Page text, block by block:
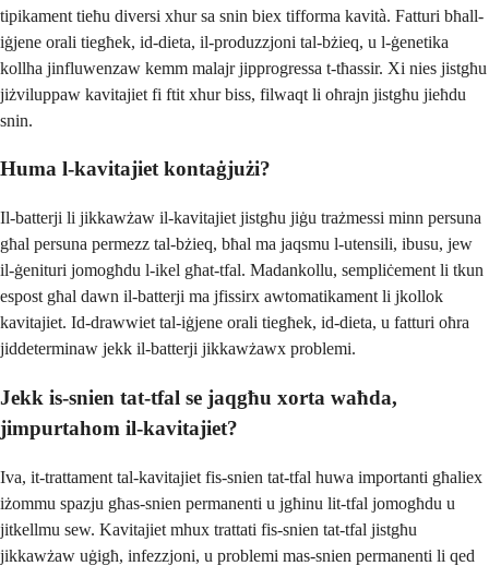
tipikament tieħu diversi xhur sa snin biex tifforma kavità. Fatturi bħall-
iġjene orali tiegħek, id-dieta, il-produzzjoni tal-bżieq, u l-ġenetika
kollha jinfluwenzaw kemm malajr jipprogressa t-tħassir. Xi nies jistgħu
jiżviluppaw kavitajiet fi ftit xhur biss, filwaqt li oħrajn jistgħu jieħdu
snin.
Huma l-kavitajiet kontaġjużi?
Il-batterji li jikkawżaw il-kavitajiet jistgħu jiġu trażmessi minn persuna
għal persuna permezz tal-bżieq, bħal ma jaqsmu l-utensili, ibusu, jew
il-ġenituri jomogħdu l-ikel għat-tfal. Madankollu, sempliċement li tkun
espost għal dawn il-batterji ma jfissirx awtomatikament li jkollok
kavitajiet. Id-drawwiet tal-iġjene orali tiegħek, id-dieta, u fatturi oħra
jiddeterminaw jekk il-batterji jikkawżawx problemi.
Jekk is-snien tat-tfal se jaqgħu xorta waħda,
jimpurtahom il-kavitajiet?
Iva, it-trattament tal-kavitajiet fis-snien tat-tfal huwa importanti għaliex
iżommu spazju għas-snien permanenti u jgħinu lit-tfal jomogħdu u
jitkellmu sew. Kavitajiet mhux trattati fis-snien tat-tfal jistgħu
jikkawżaw uġigħ, infezzjoni, u problemi mas-snien permanenti li qed